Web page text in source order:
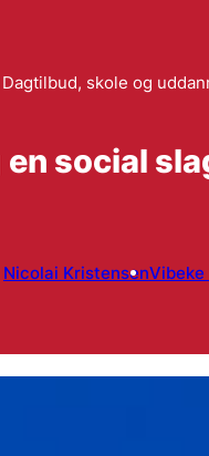
Dagtilbud, skole og
social
Nicolai KristensenVibeke